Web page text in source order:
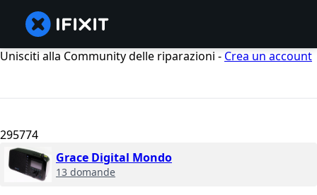
Unisciti alla Community delle riparazioni - Crea un account
295774
Grace Digital Mondo
13 domande